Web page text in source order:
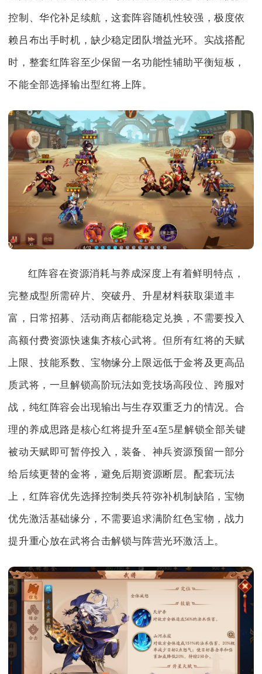
控制、华佗补足续航，这套阵容随机性较强，极度依
赖吕布出手时机，缺少稳定团队增益光环。实战搭配
时，整套红阵容至少保留一名功能性辅助平衡短板，
不能全部选择输出型红将上阵。
红阵容在资源消耗与养成深度上有着鲜明特点，
完整成型所需碎片、突破丹、升星材料获取渠道丰
富，日常招募、活动商店都能稳定兑换，不需要投入
高额付费资源快速集齐核心武将。但所有红将的天赋
上限、技能系数、宝物缘分上限远低于金将及更高品
质武将，一旦解锁高阶玩法如竞技场高段位、跨服对
战，纯红阵容会出现输出与生存双重乏力的情况。合
理的养成思路是核心红将提升至4至5星解锁全部关键
被动天赋即可暂停投入，装备、神兵资源预留一部分
给后续更替的金将，避免后期资源断层。配套玩法
上，红阵容优先选择控制类兵符弥补机制缺陷，宝物
优先激活基础缘分，不需要追求满阶红色宝物，战力
提升重心放在武将合击解锁与阵营光环激活上。